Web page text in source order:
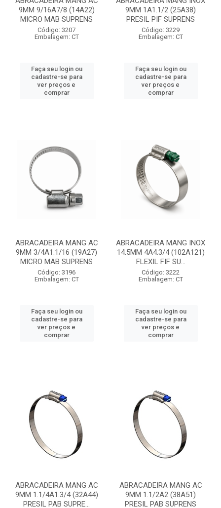
9MM 9/16A7/8 (14A22)
MICRO MAB SUPRENS
Código: 3207
Embalagem: CT
Faça seu login ou
cadastre-se para
ver preços e
comprar
9MM 1A1.1/2 (25A38)
PRESIL PIF SUPRENS
Código: 3229
Embalagem: CT
Faça seu login ou
cadastre-se para
ver preços e
comprar
ABRACADEIRA MANG AC
9MM 3/4A1.1/16 (19A27)
MICRO MAB SUPRENS
Código: 3196
Embalagem: CT
Faça seu login ou
cadastre-se para
ver preços e
comprar
ABRACADEIRA MANG INOX
14.5MM 4A4.3/4 (102A121)
FLEXIL FIF SU...
Código: 3222
Embalagem: CT
Faça seu login ou
cadastre-se para
ver preços e
comprar
ABRACADEIRA MANG AC
9MM 1.1/4A1.3/4 (32A44)
PRESIL PAB SUPRE...
ABRACADEIRA MANG AC
9MM 1.1/2A2 (38A51)
PRESIL PAB SUPRENS